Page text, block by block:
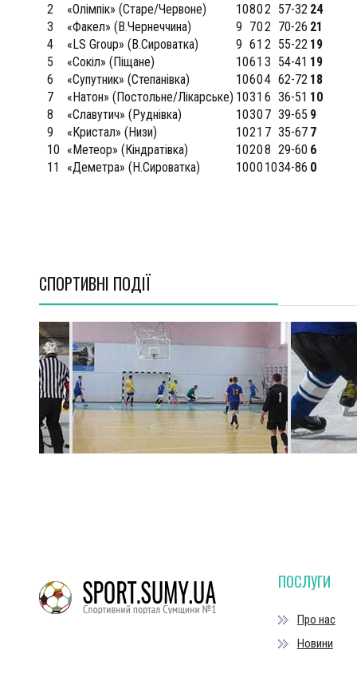
2
«Олімпік» (Старе/Червоне) 10802 57-32 24
3
«Факел» (В.Чернеччина) 9 702 70-26 21
4
«LS Group» (В.Сироватка) 9 61 2 55-22 19
5
«Сокіл» (Піщане) 1061 3 54-41 19
6
«Супутник» (Степанівка) 10604 62-72 18
7
«Натон» (Постольне/Лікарське) 1031 6 36-51 10
8
«Славутич» (Руднівка) 1030 7 39-65 9
9
«Кристал» (Низи) 1021 7 35-67 7
10 «Метеор» (Кіндратівка) 10208 29-60 6
11
«Деметра» (Н.Сироватка) 1000 1034-86 0
СПОРТИВНI ПОДІЇ
ПОСЛУГИ
Про нас
Новини